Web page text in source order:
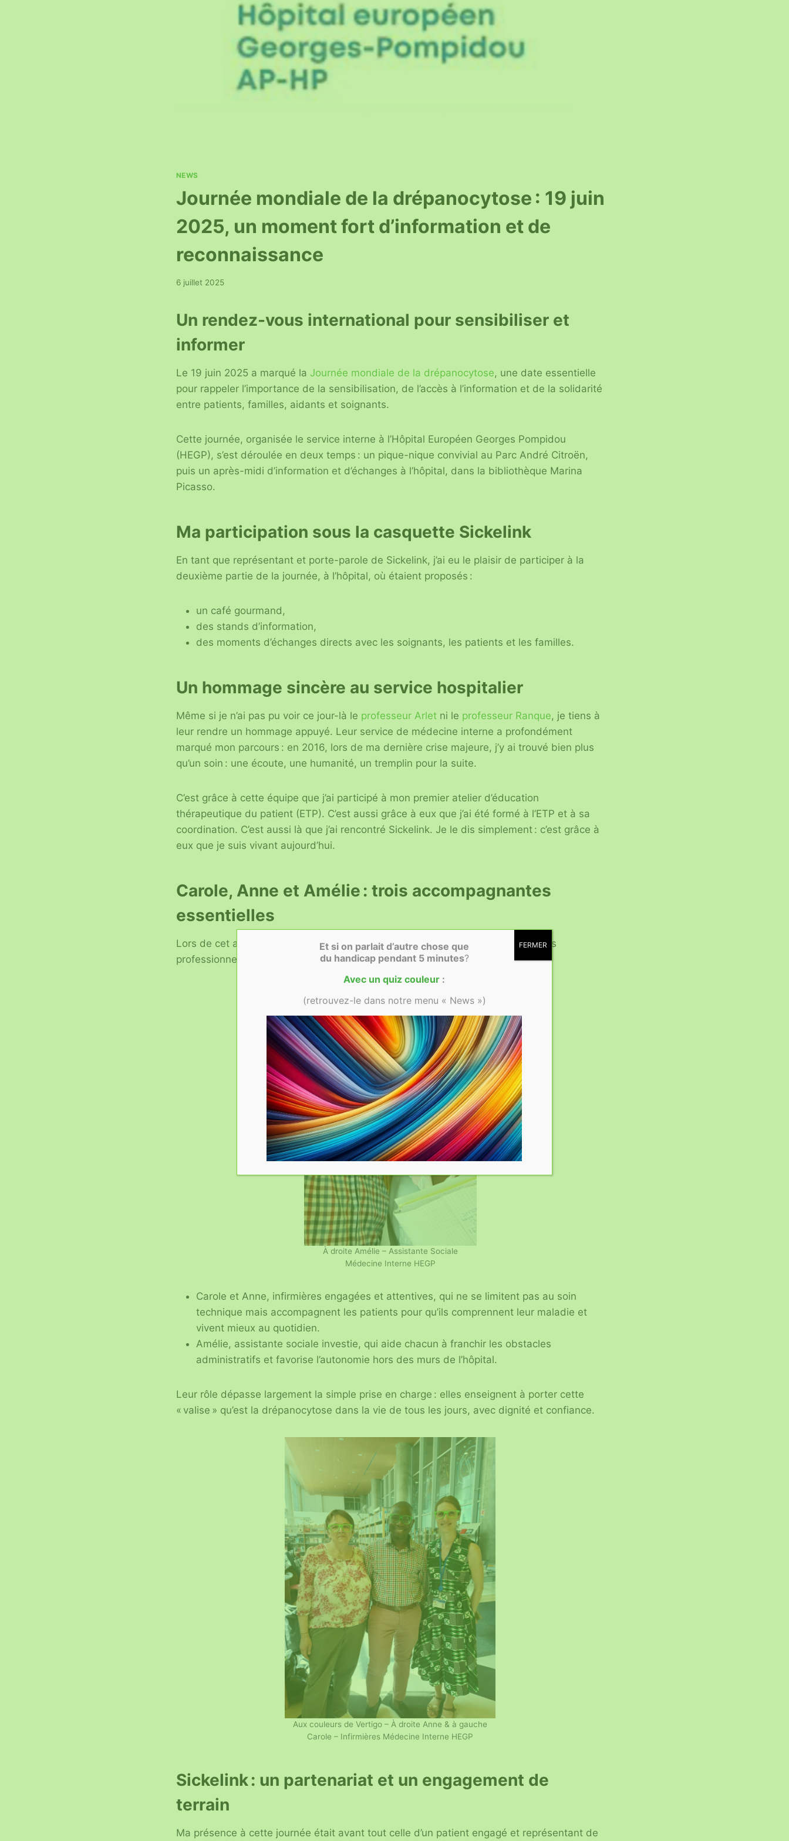
NEWS
Journée mondiale de la drépanocytose : 19 juin
2025, un moment fort d’information et de
reconnaissance
6 juillet 2025
Un rendez-vous international pour sensibiliser et
informer
Le 19 juin 2025 a marqué la Journée mondiale de la drépanocytose, une date essentielle
pour rappeler l’importance de la sensibilisation, de l’accès à l’information et de la solidarité
entre patients, familles, aidants et soignants.
Cette journée, organisée le service interne à l’Hôpital Européen Georges Pompidou
(HEGP), s’est déroulée en deux temps : un pique-nique convivial au Parc André Citroën,
puis un après-midi d’information et d’échanges à l’hôpital, dans la bibliothèque Marina
Picasso.
Ma participation sous la casquette Sickelink
En tant que représentant et porte-parole de Sickelink, j’ai eu le plaisir de participer à la
deuxième partie de la journée, à l’hôpital, où étaient proposés :
un café gourmand,
des stands d’information,
des moments d’échanges directs avec les soignants, les patients et les familles.
Un hommage sincère au service hospitalier
Même si je n’ai pas pu voir ce jour-là le professeur Arletni le professeur Ranque, je tiens à
leur rendre un hommage appuyé. Leur service de médecine interne a profondément
marqué mon parcours : en 2016, lors de ma dernière crise majeure, j’y ai trouvé bien plus
qu’un soin : une écoute, une humanité, un tremplin pour la suite.
C’est grâce à cette équipe que j’ai participé à mon premier atelier d’éducation
thérapeutique du patient (ETP). C’est aussi grâce à eux que j’ai été formé à l’ETP et à sa
coordination. C’est aussi là que j’ai rencontré Sickelink. Je le dis simplement : c’est grâce à
eux que je suis vivant aujourd’hui.
Carole, Anne et Amélie : trois accompagnantes
essentielles
Lors de cet après-midi à l’hôpital, j’ai eu la joie de saluer et d’échanger avec trois
professionnelles essentielles :
À droite Amélie – Assistante Sociale
Médecine Interne HEGP
Carole et Anne, infirmières engagées et attentives, qui ne se limitent pas au soin
technique mais accompagnent les patients pour qu’ils comprennent leur maladie et
vivent mieux au quotidien.
Amélie, assistante sociale investie, qui aide chacun à franchir les obstacles
administratifs et favorise l’autonomie hors des murs de l’hôpital.
Leur rôle dépasse largement la simple prise en charge : elles enseignent à porter cette
« valise » qu’est la drépanocytose dans la vie de tous les jours, avec dignité et confiance.
Aux couleurs de Vertigo – À droite Anne & à gauche
Carole – Infirmières Médecine Interne HEGP
Sickelink : un partenariat et un engagement de
terrain
Ma présence à cette journée était avant tout celle d’un patient engagé et représentant de
Et si on parlait d’autre chose que
du handicap pendant 5 minutes?
Avec un quiz couleur :
(retrouvez-le dans notre menu « News »)
FERMER